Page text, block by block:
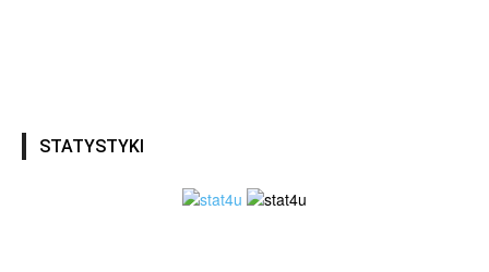
STATYSTYKI